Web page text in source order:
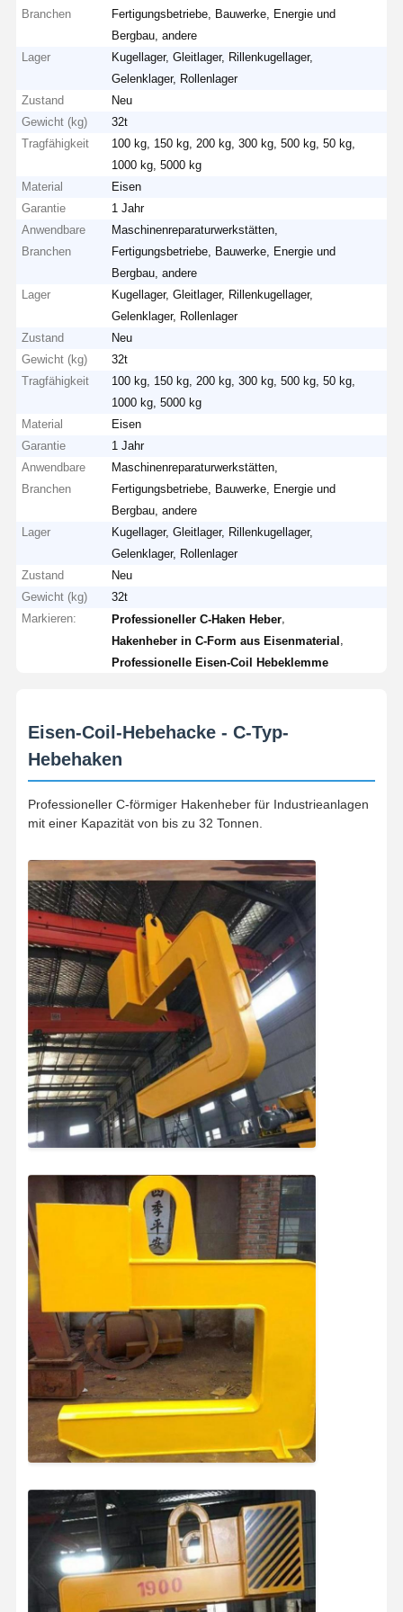
Qualitätskont
Kontakt Nachrichten
Alle Fälle
Plaudern Sie
Jetzt
Kranräder
Krähenhaken
Endwagen
Kran-Flaschenzug
Branchen
Fertigungsbetriebe, Bauwerke, Energie und
Bergbau, andere
Lager
Kugellager, Gleitlager, Rillenkugellager,
Gelenklager, Rollenlager
Zustand
Neu
Gewicht (kg)
32t
Tragfähigkeit
100 kg, 150 kg, 200 kg, 300 kg, 500 kg, 50 kg,
1000 kg, 5000 kg
Material
Eisen
Garantie
1 Jahr
Anwendbare
Branchen
Maschinenreparaturwerkstätten,
Fertigungsbetriebe, Bauwerke, Energie und
Bergbau, andere
Lager
Kugellager, Gleitlager, Rillenkugellager,
Gelenklager, Rollenlager
Zustand
Neu
Gewicht (kg)
32t
Tragfähigkeit
100 kg, 150 kg, 200 kg, 300 kg, 500 kg, 50 kg,
1000 kg, 5000 kg
Material
Eisen
Garantie
1 Jahr
Anwendbare
Branchen
Maschinenreparaturwerkstätten,
Fertigungsbetriebe, Bauwerke, Energie und
Bergbau, andere
Lager
Kugellager, Gleitlager, Rillenkugellager,
Gelenklager, Rollenlager
Zustand
Neu
Gewicht (kg)
32t
Markieren:
Professioneller C-Haken Heber
Hakenheber in C-Form aus Eisenmaterial
Professionelle Eisen-Coil Hebeklemme
Eisen-Coil-Hebehacke - C-Typ-
Hebehaken
Professioneller C-förmiger Hakenheber für Industrieanlagen
mit einer Kapazität von bis zu 32 Tonnen.